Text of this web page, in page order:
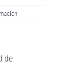
de